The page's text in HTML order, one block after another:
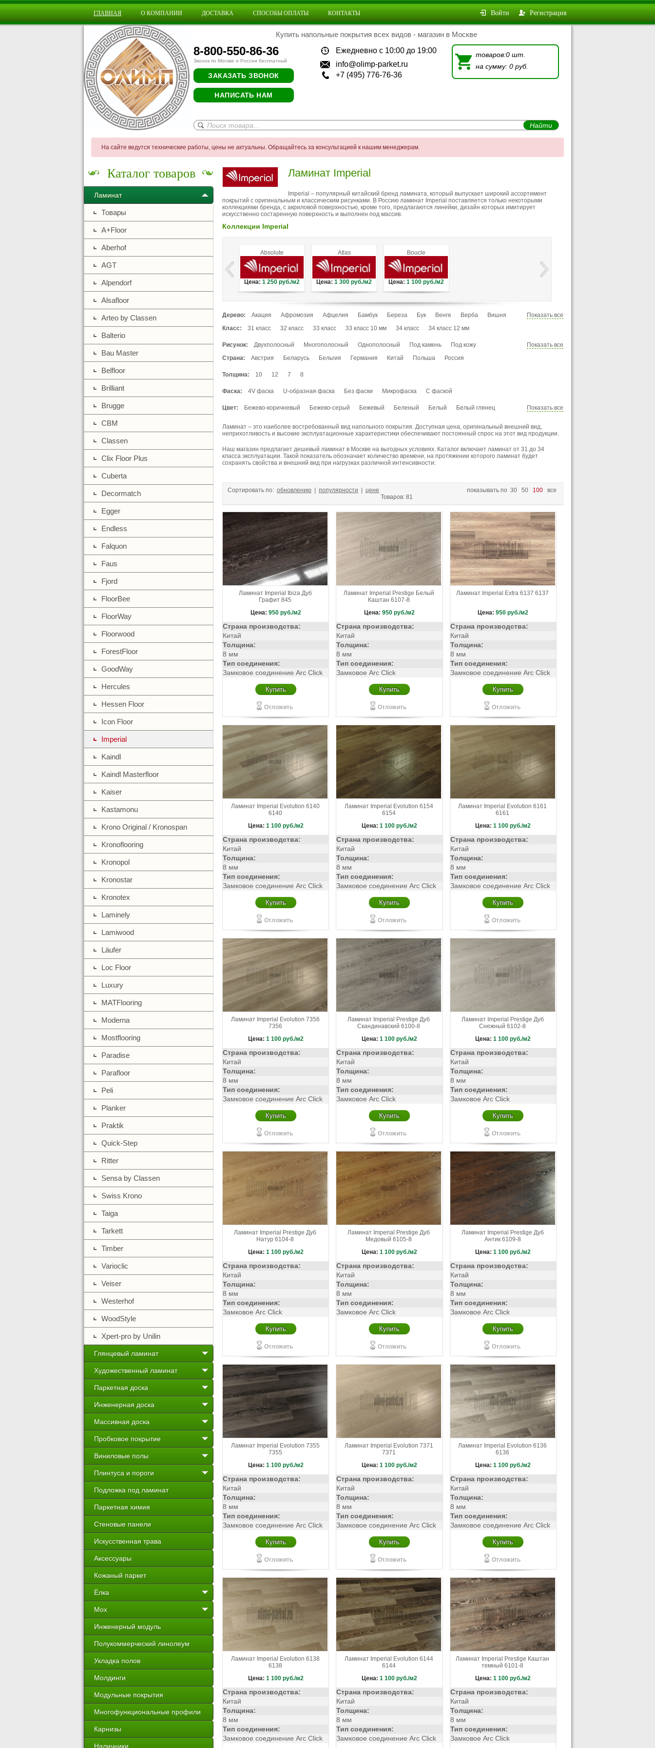
ГЛАВНАЯ О КОМПАНИИ ДОСТАВКА СПОСОБЫ ОПЛАТЫ КОНТАКТЫ Войти Регистрация
Купить напольные покрытия всех видов - магазин в Москве
8-800-550-86-36
Звонок по Москве и России бесплатный
ЗАКАЗАТЬ ЗВОНОК
НАПИСАТЬ НАМ
Ежедневно с 10:00 до 19:00
info@olimp-parket.ru
+7 (495) 776-76-36
товаров:0 шт.
на сумму: 0 руб.
На сайте ведутся технические работы, цены не актуальны. Обращайтесь за консультацией к нашим менеджерам.
Каталог товаров
Ламинат
Товары
A+Floor
Aberhof
AGT
Alpendorf
Alsafloor
Arteo by Classen
Balterio
Bau Master
Belfloor
Brilliant
Brugge
CBM
Classen
Clix Floor Plus
Cuberta
Decormatch
Egger
Endless
Falquon
Faus
Fjord
FloorBee
FloorWay
Floorwood
ForestFloor
GoodWay
Hercules
Hessen Floor
Icon Floor
Imperial
Kaindl
Kaindl Masterfloor
Kaiser
Kastamonu
Krono Original / Kronospan
Kronoflooring
Kronopol
Kronostar
Kronotex
Laminely
Lamiwood
Läufer
Loc Floor
Luxury
MATFlooring
Moderna
Mostflooring
Paradise
Parafloor
Peli
Planker
Praktik
Quick-Step
Ritter
Sensa by Classen
Swiss Krono
Taiga
Tarkett
Timber
Varioclic
Veiser
Westerhof
WoodStyle
Xpert-pro by Unilin
Глянцевый ламинат
Художественный ламинат
Паркетная доска
Инженерная доска
Массивная доска
Пробковое покрытие
Виниловые полы
Плинтуса и пороги
Подложка под ламинат
Паркетная химия
Стеновые панели
Искусственная трава
Аксессуары
Кожаный паркет
Ёлка
Мох
Инженерный модуль
Полукоммерческий линолеум
Укладка полов
Молдинги
Модульные покрытия
Многофункциональные профили
Карнизы
Наличники
Ламинат Imperial
Imperial – популярный китайский бренд ламината, который выпускает широкий ассортимент
покрытий с оригинальным и классическим рисунками. В Россию ламинат Imperial поставляется только некоторыми
коллекциями бренда, с акриловой поверхностью, кроме того, предлагаются линейки, дизайн которых имитирует
искусственно состаренную поверхность и выполнен под массив.
Коллекции Imperial
Absolute
Цена: 1 250 руб./м2
Atlas
Цена: 1 300 руб./м2
Boucle
Цена: 1 100 руб./м2
Дерево: Акация Афромозия Афцелия Бамбук Береза Бук Венге Верба
Вишня
Вяз
Гикори Граб Груша Дуб Дуссие Ель Зебрано Ироко
Лиственница
Лоза Магнолия Махагон Мербау Олива Ольха Орех
Падук
Палисандр Панга-панга Пекан Пиния Сакупира Секвойя
Показать все
Класс:
31 класс 32 класс 33 класс 33 класс 10 мм 34 класс 34 класс 12 мм
Рисунок: Двухполосный Многополосный Однополосный Под камень
Под кожу
Под мрамор
Под плитку Художественный
Показать все
Страна:
Австрия Беларусь Бельгия Германия Китай Польша Россия
Толщина: 10 12 7 8
Фаска: 4V фаска U-образная фаска Без фаски Микрофаска С фаской
Цвет: Бежево-коричневый Бежево-серый Бежевый Беленый Белый
Белый глянец
Дуб темно-желтый
Желтый Зеленый Коричнево-рыжий
Коричнево-серый
Рыжий
Светло-бежевый Светло-бежевый с коричневым
Светло-желтый
Светло-коричневый
Светло-серый Светлый Светлый венге
Темный венге
Черно-белый Черно-серый
Черный с желтым
Показать все
Ламинат – это наиболее востребованный вид напольного покрытия. Доступная цена, оригинальный внешний вид,
неприхотливость и высокие эксплуатационные характеристики обеспечивают постоянный спрос на этот вид продукции.
Наш магазин предлагает дешевый ламинат в Москве на выгодных условиях. Каталог включает ламинат от 31 до 34
класса эксплуатации. Такой показатель обозначает количество времени, на протяжении которого ламинат будет
сохранять свойства и внешний вид при нагрузках различной интенсивности:
Сортировать по: обновлению популярности цене показывать по 30 50 100
все
Товаров: 81
Ламинат Imperial Ibiza Дуб
Графит 845
Цена: 950 руб./м2
Страна производства:
Китай
Толщина:
8 мм
Тип соединения:
Замковое соединение Arc Click
Купить
Отложить
Ламинат Imperial Prestige Белый
Каштан 6107-8
Цена: 950 руб./м2
Страна производства:
Китай
Толщина:
8 мм
Тип соединения:
Замковое Arc Click
Купить
Отложить
Ламинат Imperial Extra 6137 6137
Цена: 950руб./м2
Страна производства:
Китай
Толщина:
8 мм
Тип соединения:
Замковое соединение Arc Click
Купить
Отложить
Ламинат Imperial Evolution 6140
6140
Цена: 1 100 руб./м2
Страна производства:
Китай
Толщина:
8 мм
Тип соединения:
Замковое соединение Arc Click
Купить
Отложить
Ламинат Imperial Evolution 6154
6154
Цена: 1 100 руб./м2
Страна производства:
Китай
Толщина:
8 мм
Тип соединения:
Замковое соединение Arc Click
Купить
Отложить
Ламинат Imperial Evolution 6161
6161
Цена: 1 100руб./м2
Страна производства:
Китай
Толщина:
8 мм
Тип соединения:
Замковое соединение Arc Click
Купить
Отложить
Ламинат Imperial Evolution 7356
7356
Цена: 1 100 руб./м2
Страна производства:
Китай
Толщина:
8 мм
Тип соединения:
Замковое соединение Arc Click
Купить
Отложить
Ламинат Imperial Prestige Дуб
Скандинавский 6100-8
Цена: 1 100 руб./м2
Страна производства:
Китай
Толщина:
8 мм
Тип соединения:
Замковое Arc Click
Купить
Отложить
Ламинат Imperial Prestige Дуб
Снежный 6102-8
Цена: 1 100руб./м2
Страна производства:
Китай
Толщина:
8 мм
Тип соединения:
Замковое Arc Click
Купить
Отложить
Ламинат Imperial Prestige Дуб
Натур 6104-8
Цена: 1 100 руб./м2
Страна производства:
Китай
Толщина:
8 мм
Тип соединения:
Замковое Arc Click
Купить
Отложить
Ламинат Imperial Prestige Дуб
Медовый 6105-8
Цена: 1 100 руб./м2
Страна производства:
Китай
Толщина:
8 мм
Тип соединения:
Замковое Arc Click
Купить
Отложить
Ламинат Imperial Prestige Дуб
Антик 6109-8
Цена: 1 100руб./м2
Страна производства:
Китай
Толщина:
8 мм
Тип соединения:
Замковое Arc Click
Купить
Отложить
Ламинат Imperial Evolution 7355
7355
Цена: 1 100 руб./м2
Страна производства:
Китай
Толщина:
8 мм
Тип соединения:
Замковое соединение Arc Click
Купить
Отложить
Ламинат Imperial Evolution 7371
7371
Цена: 1 100 руб./м2
Страна производства:
Китай
Толщина:
8 мм
Тип соединения:
Замковое соединение Arc Click
Купить
Отложить
Ламинат Imperial Evolution 6136
6136
Цена: 1 100руб./м2
Страна производства:
Китай
Толщина:
8 мм
Тип соединения:
Замковое соединение Arc Click
Купить
Отложить
Ламинат Imperial Evolution 6138
6138
Цена: 1 100 руб./м2
Страна производства:
Китай
Толщина:
8 мм
Тип соединения:
Замковое соединение Arc Click
Ламинат Imperial Evolution 6144
6144
Цена: 1 100 руб./м2
Страна производства:
Китай
Толщина:
8 мм
Тип соединения:
Замковое соединение Arc Click
Ламинат Imperial Prestige Каштан
темный 6101-8
Цена: 1 100руб./м2
Страна производства:
Китай
Толщина:
8 мм
Тип соединения:
Замковое Arc Click